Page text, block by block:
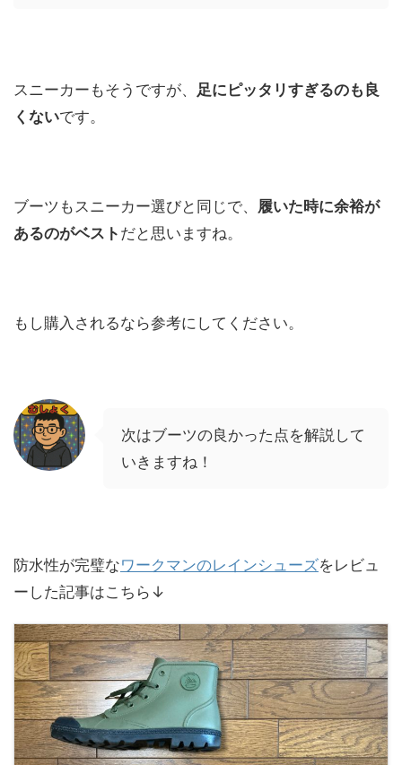
スニーカーもそうですが、 足にピッタリすぎるのも良
くないです。
ブーツもスニーカー選びと同じで、 履いた時に余裕が
あるのがベスト だと思いますね。
もし購入されるなら参考にしてください。
次はブーツの良かった点を解説して
いきますね！
防水性が完璧なワークマンのレインシューズをレビュ
ーした記事はこちら↓